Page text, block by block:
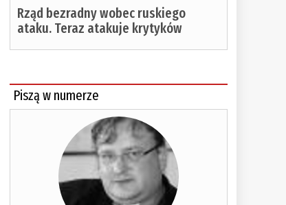
Rząd bezradny wobec ruskiego
ataku. Teraz atakuje krytyków
Piszą w numerze